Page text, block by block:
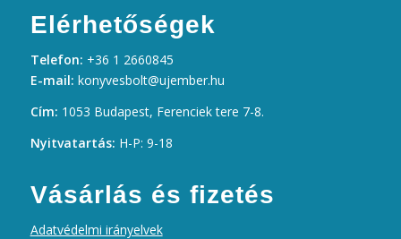
Elérhetőségek
Telefon: +36 1 2660845
E-mail: konyvesbolt@ujember.hu
Cím: 1053 Budapest, Ferenciek tere 7-8.
Nyitvatartás: H-P: 9-18
Vásárlás és fizetés
Adatvédelmi irányelvek